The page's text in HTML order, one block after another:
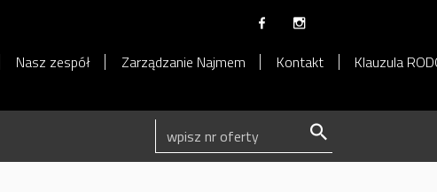
Nasz zespół Zarządzanie Najmem Kontakt Klauzula